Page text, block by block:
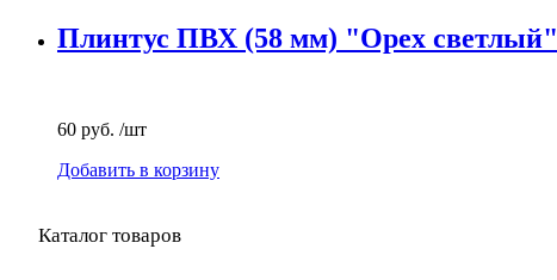
Плинтус ПВХ (58 мм) "Орех светлый"
60 руб. /шт
Добавить в корзину
Каталог товаров